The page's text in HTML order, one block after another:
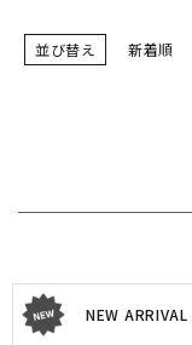
並び替え 新着順
NEW ARRIVAL